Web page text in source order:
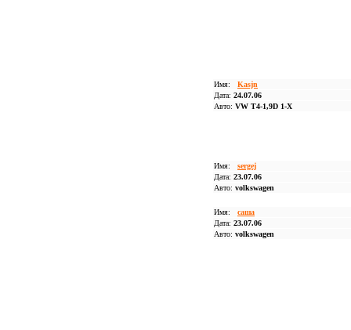
Имя: Kasjn
Дата: 24.07.06
Авто: VW T4-1,9D 1-X
Имя: sergej
Дата: 23.07.06
Авто: volkswagen
Имя: саша
Дата: 23.07.06
Авто: volkswagen